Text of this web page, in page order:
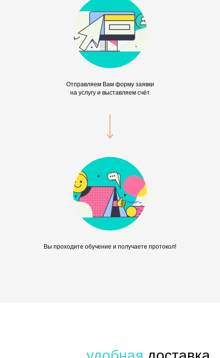
Отправляем Вам форму заявки
на услугу и выставляем счёт
Вы проходите обучение и получаете протокол!